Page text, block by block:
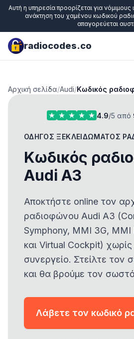
Αυτή η υπηρεσία προορίζεται για νόμιμους
ανάκτηση του χαμένου κωδικού
απαγορεύεται
radiocodes.co
Αρχική σελίδα/Audi/Κωδικός
4.9/5 από
ΟΔΗΓΌΣ ΞΕΚΛΕΙΔΏΜΑΤΟΣ
Κωδικός
Audi A3
Αποκτήστε online τον
ραδιοφώνου Audi A3
Symphony, MMI 3G, MMI
και Virtual Cockpit)
συνεργείο. Στείλτε τον
και θα βρούμε τον
Λάβετε τον κωδικό